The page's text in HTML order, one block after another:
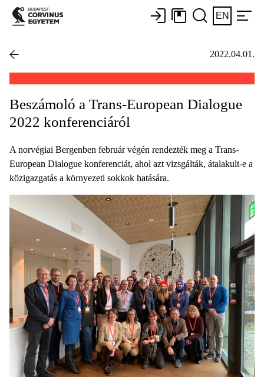
EN
2022.04.01.
Beszámoló a Trans-European Dialogue
2022 konferenciáról
A norvégiai Bergenben február végén rendezték meg a Trans-
European Dialogue konferenciát, ahol azt vizsgálták, átalakult-e a
közigazgatás a környezeti sokkok hatására.